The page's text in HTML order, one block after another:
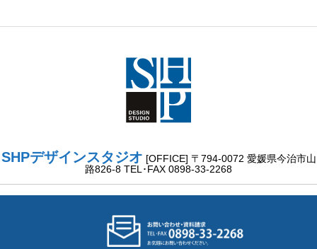
SHPデザインスタジオ [OFFICE] 〒794-0072 愛媛県今治市山
路826-8 TEL･FAX 0898-33-2268